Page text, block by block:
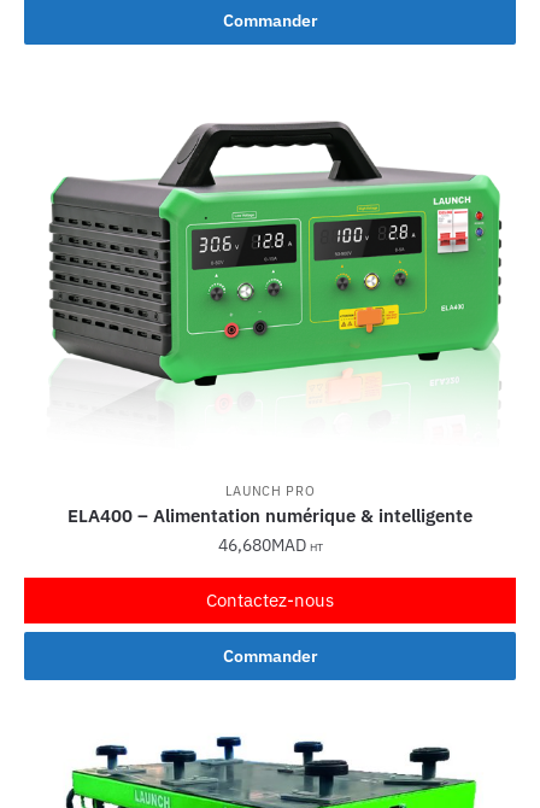
Commander
LAUNCH PRO
ELA400 – Alimentation numérique & intelligente
46,680MAD HT
Commander
Contactez-nous